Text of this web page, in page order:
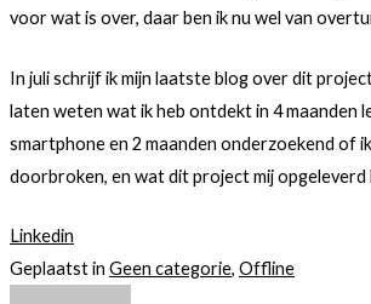
voor wat is over, daar ben ik nu wel van
In juli schrijf ik mijn laatste blog over dit
laten weten wat ik heb ontdekt in 4 maanden
smartphone en 2 maanden onderzoekend of
doorbroken, en wat dit project mij
Linkedin
Geplaatst in Geen categorie, Offline